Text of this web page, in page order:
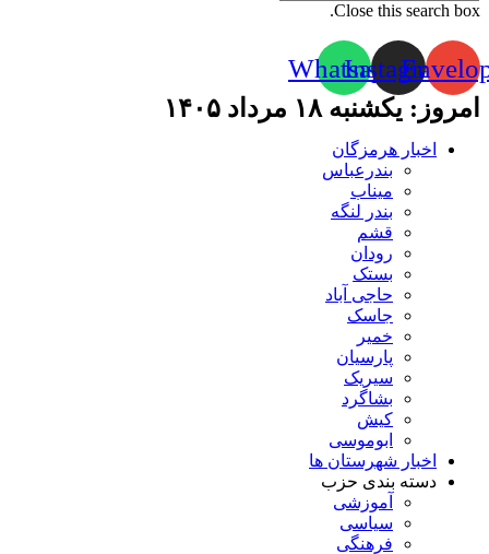
Close this search box.
Instagram
Whatsapp
امروز: یکشنبه ۱۸ مرداد ۱۴۰۵
اخبار هرمزگان
بندرعباس
میناب
بندر لنگه
قشم
رودان
بستک
حاجی آباد
جاسک
خمیر
پارسیان
سیریک
بشاگرد
کیش
ابوموسی
اخبار شهرستان ها
دسته بندی حزب
آموزشی
سیاسی
فرهنگی